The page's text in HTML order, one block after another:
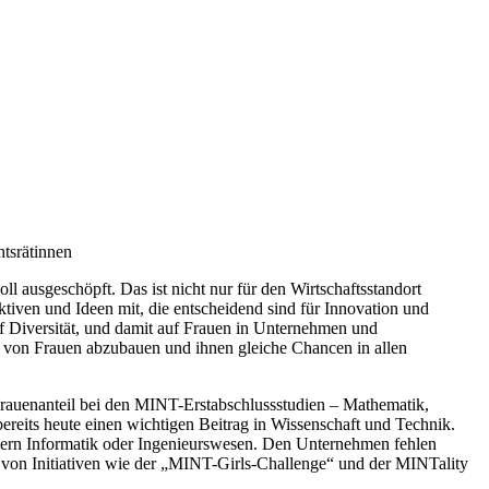
ausgeschöpft. Das ist nicht nur für den Wirtschaftsstandort
und Ideen mit, die entscheidend sind für Innovation und
und damit auf Frauen in Unternehmen und
Frauen abzubauen und ihnen gleiche Chancen in allen
bei den MINT-Erstabschlussstudien – Mathematik,
heute einen wichtigen Beitrag in Wissenschaft und Technik.
Informatik oder Ingenieurswesen. Den Unternehmen fehlen
Initiativen wie der „MINT-Girls-Challenge“ und der MINTality